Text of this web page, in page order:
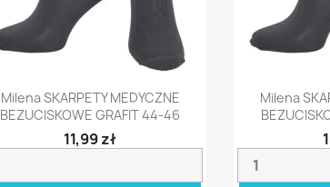
Szybki podgląd
Milena SKARPETY MEDYCZNE
BEZUCISKOWE GRAFIT 44-46
11,99 zł

Milena